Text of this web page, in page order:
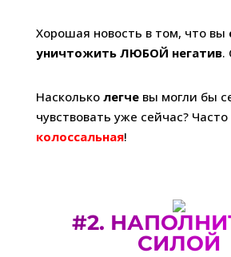
Хорошая новость в том, что вы
уничтожить ЛЮБОЙ негатив.
Насколько легчевы могли бы
чувствовать уже сейчас? Часто
колоссальная!
#2.
СИЛОЙ